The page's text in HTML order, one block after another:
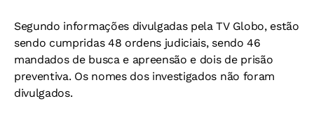
Segundo informações divulgadas pela TV Globo, estão
sendo cumpridas 48 ordens judiciais, sendo 46
mandados de busca e apreensão e dois de prisão
preventiva. Os nomes dos investigados não foram
divulgados.